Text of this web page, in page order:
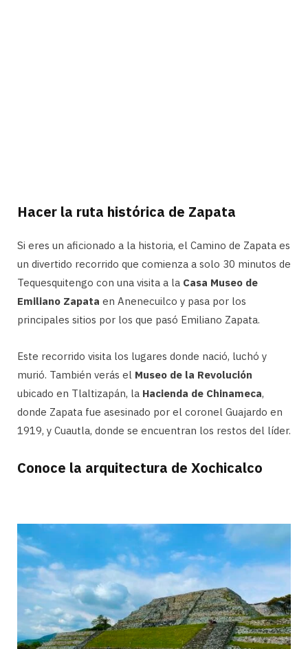
Hacer la ruta histórica de Zapata
Si eres un aficionado a la historia, el Camino de Zapata es
un divertido recorrido que comienza a solo 30 minutos de
Tequesquitengo con una visita a la Casa Museo de
Emiliano Zapata en Anenecuilco y pasa por los
principales sitios por los que pasó Emiliano Zapata.
Este recorrido visita los lugares donde nació, luchó y
murió. También verás el Museo de la Revolución
ubicado en Tlaltizapán, la Hacienda de Chinameca,
donde Zapata fue asesinado por el coronel Guajardo en
1919, y Cuautla, donde se encuentran los restos del líder.
Conoce la arquitectura de Xochicalco